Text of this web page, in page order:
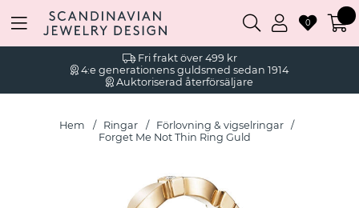
Fri frakt över 499 kr
4:e generationens guldsmed sedan 1914
Auktoriserad återförsäljare
0
Hem Ringar
Förlovning & vigselringar
Forget Me Not Thin Ring Guld